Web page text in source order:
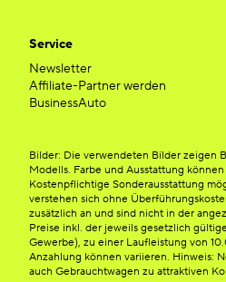
Service
Newsletter
Affiliate-Partner werden
BusinessAuto
Bilder: Die verwendeten Bilder zeigen
Modells. Farbe und Ausstattung
Kostenpflichtige Sonderausstattung
verstehen sich ohne
zusätzlich an und sind nicht in der
Preise inkl. der jeweils gesetzlich
Gewerbe), zu einer Laufleistung von
Anzahlung können variieren. Hinweis:
auch Gebrauchtwagen zu attraktiven